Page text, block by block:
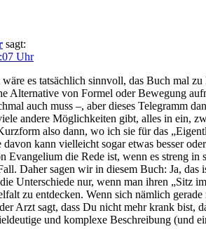
sagt:
Uhr
es tatsächlich sinnvoll, das Buch mal
Alternative von Formel oder Bewegung
auch muss –, aber dieses Telegramm
andere Möglichkeiten gibt, alles in ein,
also dann, wo ich sie für das
kann vielleicht sogar etwas besser
Evangelium die Rede ist, wenn es streng
Daher sagen wir in diesem Buch: Ja,
Unterschiede nur, wenn man ihren „Sitz
zu entdecken. Wenn sich nämlich
Arzt sagt, dass Du nicht mehr krank bist,
und komplexe Beschreibung (und